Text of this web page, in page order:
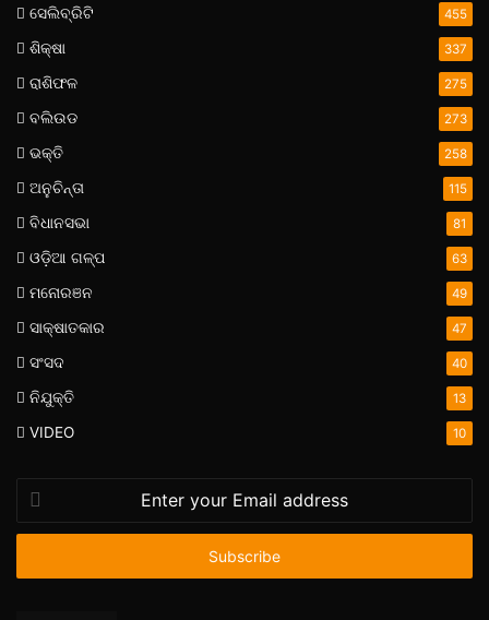
ସେଲିବ୍ରିଟି 455
ଶିକ୍ଷା 337
ରାଶିଫଳ 275
ବଲିଉଡ 273
ଭକ୍ତି 258
ଅନୁଚିନ୍ତା 115
ବିଧାନସଭା 81
ଓଡ଼ିଆ ଗଳ୍ପ 63
ମନୋରଞନ 49
ସାକ୍ଷାତକାର 47
ସଂସଦ 40
ନିଯୁକ୍ତି 13
VIDEO 10
your
Email